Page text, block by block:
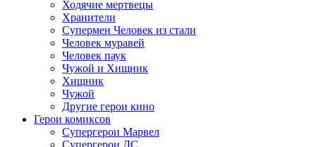
Ходячие мертвецы
Хранители
Супермен Человек из стали
Человек муравей
Человек паук
Чужой и Хищник
Хищник
Чужой
Другие герои кино
Герои комиксов
Супергерои Марвел